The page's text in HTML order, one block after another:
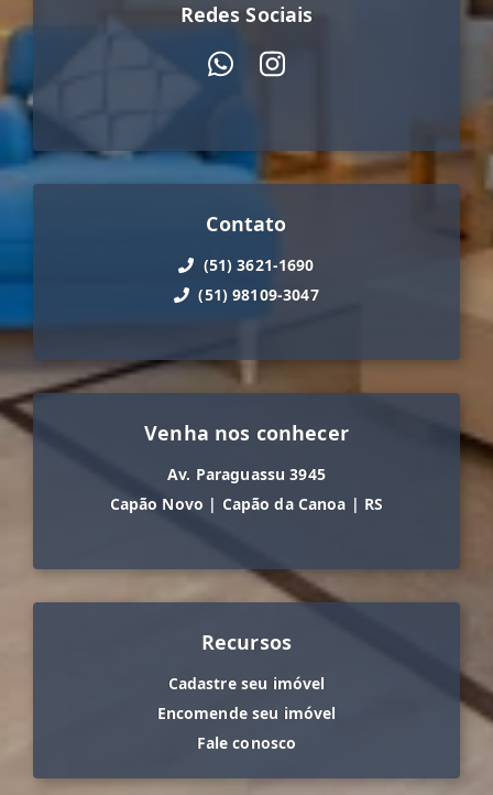
Redes Sociais
Contato
(51) 3621-1690
(51) 98109-3047
Venha nos conhecer
Av. Paraguassu 3945
Capão Novo | Capão da Canoa | RS
Recursos
Cadastre seu imóvel
Encomende seu imóvel
Fale conosco